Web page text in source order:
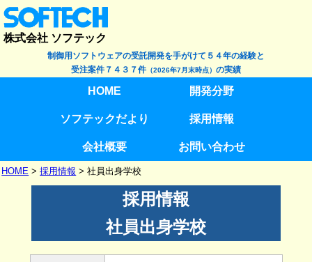
株式会社 ソフテック
制御用ソフトウェアの受託開発を手がけて５４年の経験と
受注案件７４３７件 （2026年7月末時点） の実績
HOME 開発分野
ソフテックだより 採用情報
会社概要 お問い合わせ
HOME >採用情報 > 社員出身学校
採用情報
社員出身学校